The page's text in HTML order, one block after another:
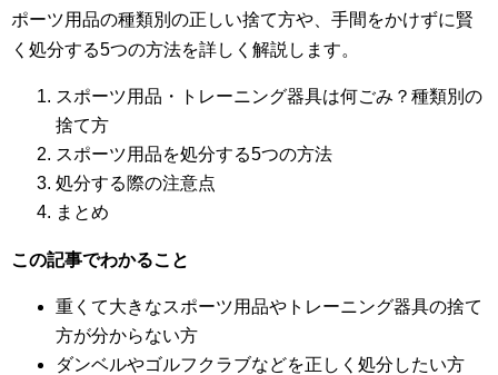
ポーツ用品の種類別の正しい捨て方や、手間をかけずに賢
く処分する5つの方法を詳しく解説します。
スポーツ用品・トレーニング器具は何ごみ？種類別の
捨て方
スポーツ用品を処分する5つの方法
処分する際の注意点
まとめ
この記事でわかること
重くて大きなスポーツ用品やトレーニング器具の捨て
方が分からない方
ダンベルやゴルフクラブなどを正しく処分したい方